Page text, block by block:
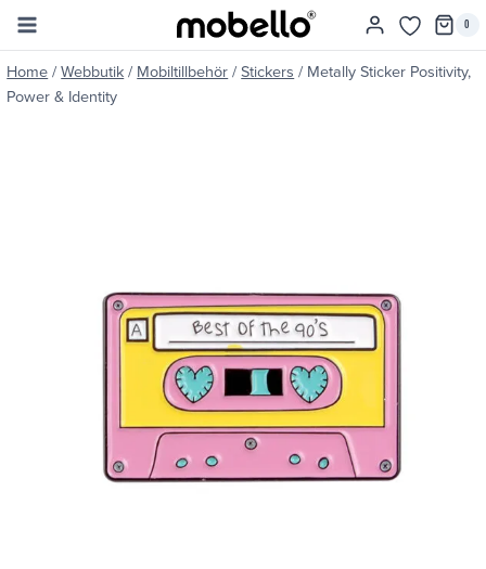
Skip
content
0
Home / Webbutik / Mobiltillbehör / Stickers / Metally Sticker Positivity,
Power & Identity